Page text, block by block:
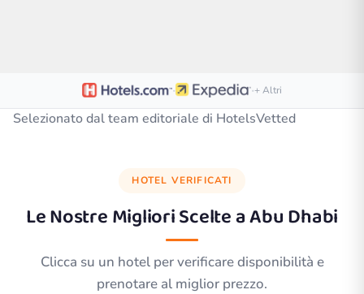
· ·+ Altri
Selezionato dal team editoriale di HotelsVetted
HOTEL VERIFICATI
Le Nostre Migliori Scelte aAbu Dhabi
Clicca su un hotel per verificare disponibilità e
prenotare al miglior prezzo.